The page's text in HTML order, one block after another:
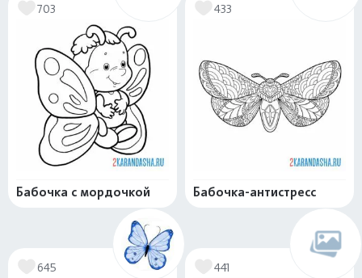
703
Бабочка с мордочкой
433
Бабочка-антистресс
645 441